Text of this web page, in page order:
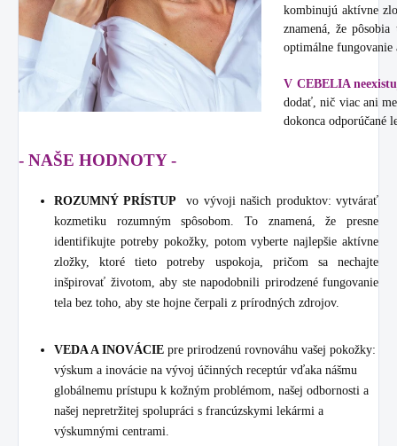
kombinujú aktívne
znamená, že
optimálne
V CEBELIA
dodať, nič viac ani
dokonca odporúčané
- NAŠE HODNOTY -
ROZUMNÝ PRÍSTUP vo vývoji našich produktov: vytvárať
kozmetiku rozumným spôsobom. To znamená, že presne
identifikujte potreby pokožky, potom vyberte najlepšie aktívne
zložky, ktoré tieto potreby uspokoja, pričom sa nechajte
inšpirovať životom, aby ste napodobnili prirodzené fungovanie
tela bez toho, aby ste hojne čerpali z prírodných zdrojov.
VEDA A INOVÁCIE pre prirodzenú rovnováhu vašej pokožky:
výskum a inovácie na vývoj účinných receptúr vďaka nášmu
globálnemu prístupu k kožným problémom, našej odbornosti a
našej nepretržitej spolupráci s francúzskymi lekármi a
výskumnými centrami.